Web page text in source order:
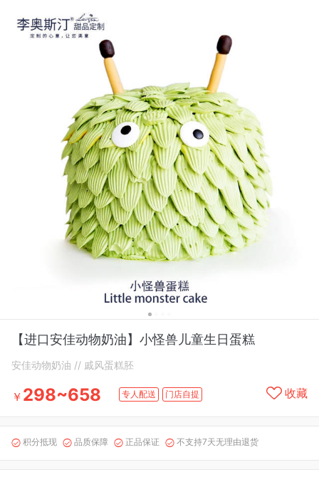
【进口安佳动物奶油】小怪兽儿童生日蛋糕
安佳动物奶油 // 戚风蛋糕胚
￥ 298~658 专人配送 门店自提 收藏
 积分抵现  品质保障  正品保证  不支持7天无理由退货